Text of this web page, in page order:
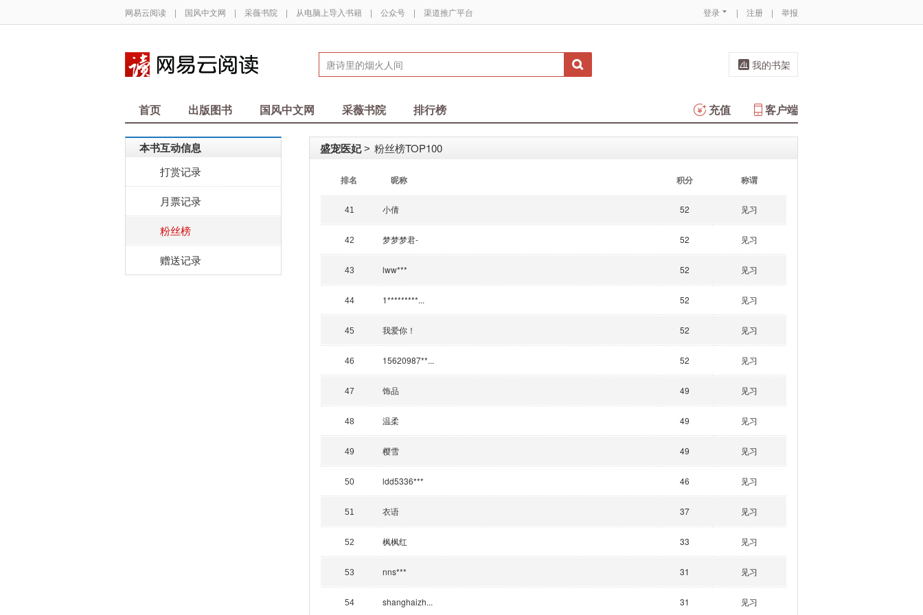
网易云阅读 | 国风中文网 | 采薇书院 | 从电脑上导入书籍 | 公众号 | 渠道推广平台 登录 | 注册 | 举报
我的书架
首页 出版图书 国风中文网 采薇书院 排行榜 客户端
充值
本书互动信息
打赏记录
月票记录
粉丝榜
赠送记录
盛宠医妃 > 粉丝榜TOP100
排名 昵称 积分 称谓
41 小倩 52 见习
42 梦梦梦君- 52 见习
43 lww*** 52 见习
44 1*********... 52 见习
45 我爱你！ 52 见习
46 15620987**... 52 见习
47 饰品 49 见习
48 温柔 49 见习
49 樱雪 49 见习
50 ldd5336*** 46 见习
51 衣语 37 见习
52 枫枫红 33 见习
53 nns*** 31 见习
54 shanghaizh... 31 见习